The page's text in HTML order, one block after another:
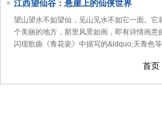
江西望仙谷：悬崖上的仙侠世界
望山望水不如望仙，见山见水不如它一面。
个美丽的地方，那里风景如画，即有诗情画
闪现歌曲《青花瓷》中描写的&ldquo;天青色
首页